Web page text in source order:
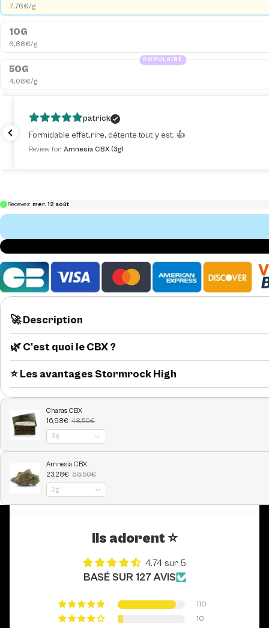
7,76€/g
10G
6,88€/g
POPULAIRE
50G
4,08€/g
patrick
Formidable effet,rire, détente tout y est. 👍
Review for: Amnesia CBX (3g)
🚀 Description
🌿 C'est quoi le CBX ?
⭐️ Les avantages Stormrock High
Ils adorent ⭐️
4.74 sur 5
BASÉ SUR 127 AVIS
110
10